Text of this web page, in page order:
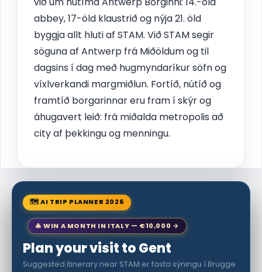
abbey, 17-öld klaustrið og nýja 21. öld
byggja allt hluti af STAM. Við STAM segir
söguna af Antwerp frá Miðöldum og til
dagsins í dag með hugmyndaríkur söfn og
víxlverkandi margmiðlun. Fortíð, nútíð og
framtíð borgarinnar eru fram í skýr og
áhugavert leið: frá miðalda metropolis að
city af þekkingu og menningu.
🗺 AI TRIP PLANNER 2026
🎄 WIN A MONTH IN ITALY — €10,000 →
Plan your visit to Gent
Suggested itinerary near STAM er fasta sýningu í Brugge